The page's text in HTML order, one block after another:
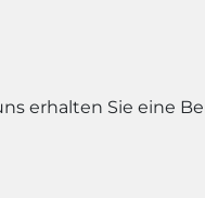
erhalten Sie eine